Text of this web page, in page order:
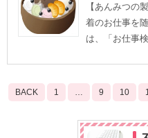
【あんみつの
着のお仕事を
は、「お仕事
BACK 1 … 9 10